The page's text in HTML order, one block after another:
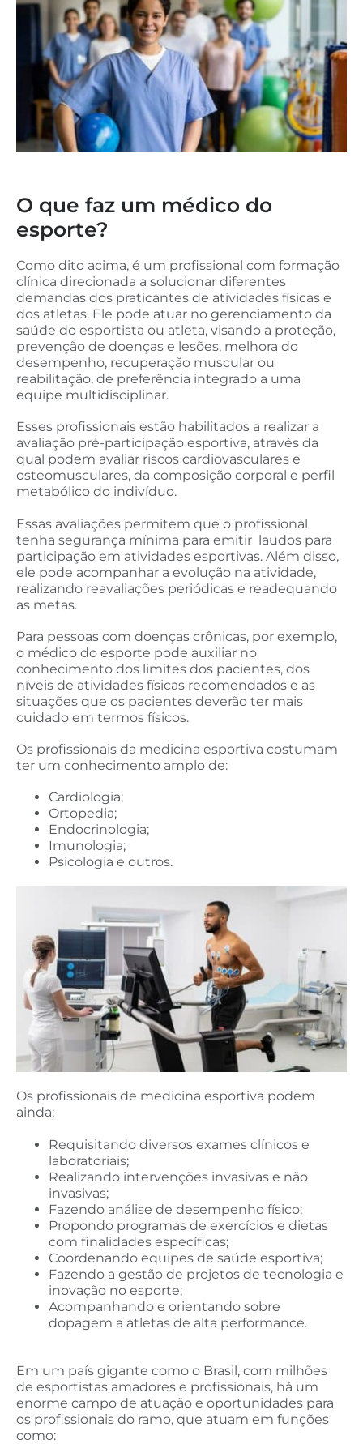
O que faz um médico do
esporte?
Como dito acima, é um profissional com formação
clínica direcionada a solucionar diferentes
demandas dos praticantes de atividades físicas e
dos atletas. Ele pode atuar no gerenciamento da
saúde do esportista ou atleta, visando a proteção,
prevenção de doenças e lesões, melhora do
desempenho, recuperação muscular ou
reabilitação, de preferência integrado a uma
equipe multidisciplinar.
Esses profissionais estão habilitados a realizar a
avaliação pré-participação esportiva, através da
qual podem avaliar riscos cardiovasculares e
osteomusculares, da composição corporal e perfil
metabólico do indivíduo.
Essas avaliações permitem que o profissional
tenha segurança mínima para emitir laudos para
participação em atividades esportivas. Além disso,
ele pode acompanhar a evolução na atividade,
realizando reavaliações periódicas e readequando
as metas.
Para pessoas com doenças crônicas, por exemplo,
o médico do esporte pode auxiliar no
conhecimento dos limites dos pacientes, dos
níveis de atividades físicas recomendados e as
situações que os pacientes deverão ter mais
cuidado em termos físicos.
Os profissionais da medicina esportiva costumam
ter um conhecimento amplo de:
Cardiologia;
Ortopedia;
Endocrinologia;
Imunologia;
Psicologia e outros.
Os profissionais de medicina esportiva podem
ainda:
Requisitando diversos exames clínicos e
laboratoriais;
Realizando intervenções invasivas e não
invasivas;
Fazendo análise de desempenho físico;
Propondo programas de exercícios e dietas
com finalidades específicas;
Coordenando equipes de saúde esportiva;
Fazendo a gestão de projetos de tecnologia e
inovação no esporte;
Acompanhando e orientando sobre
dopagem a atletas de alta performance.
Em um país gigante como o Brasil, com milhões
de esportistas amadores e profissionais, há um
enorme campo de atuação e oportunidades para
os profissionais do ramo, que atuam em funções
como: